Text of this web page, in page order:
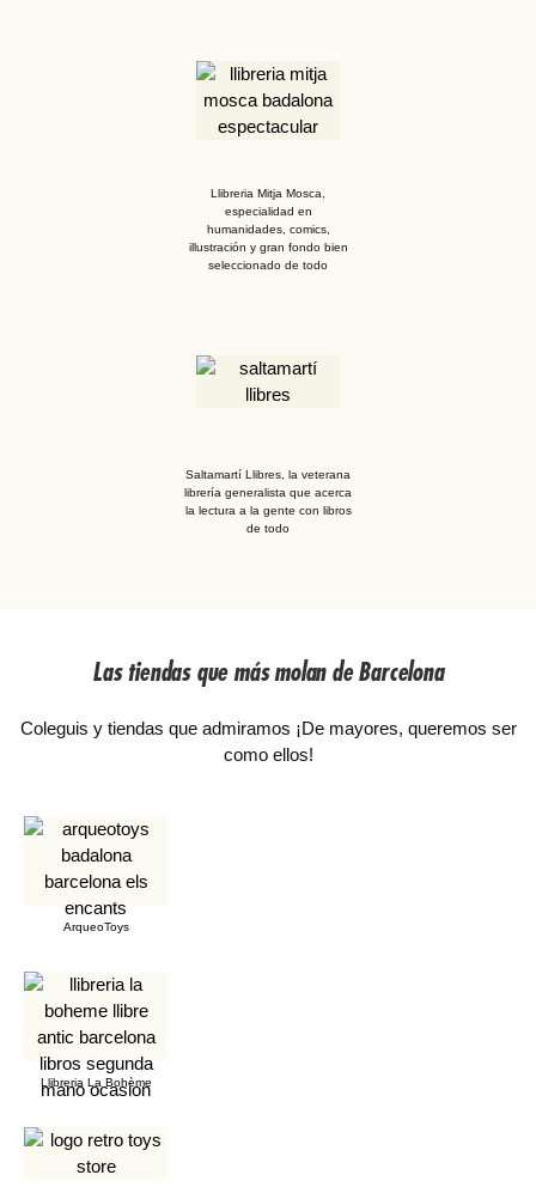
Llibreria Mitja Mosca,
especialidad en
humanidades, comics,
illustración y gran fondo bien
seleccionado de todo
Saltamartí Llibres, la veterana
librería generalista que acerca
la lectura a la gente con libros
de todo
Las tiendas que más molan de Barcelona
Coleguis y tiendas que admiramos ¡De mayores, queremos ser
como ellos!
ArqueoToys
Llibreria La Bohème